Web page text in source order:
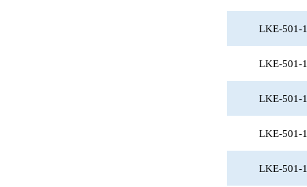
LKE-501-
LKE-501-
LKE-501-
LKE-501-
LKE-501-